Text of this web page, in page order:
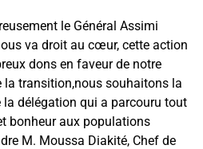
le Général Assimi
va droit au cœur, cette action
dons en faveur de notre
la transition,nous souhaitons la
la délégation qui a parcouru tout
bonheur aux populations
M. Moussa Diakité, Chef de